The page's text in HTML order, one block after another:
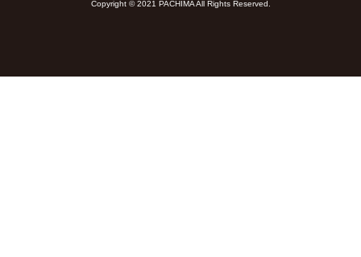
Copyright © 2021 PACHIMA All Rights Reserved.